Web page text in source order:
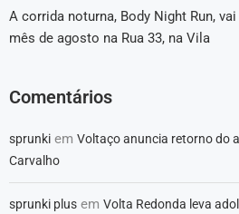
A corrida noturna, Body Night Run,
mês de agosto na Rua 33, na Vila
Comentários
sprunki em Voltaço anuncia retorno do
Carvalho
sprunki plus em Volta Redonda leva